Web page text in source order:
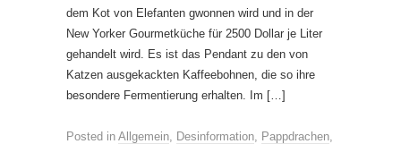
dem Kot von Elefanten gwonnen wird und in der
New Yorker Gourmetküche für 2500 Dollar je Liter
gehandelt wird. Es ist das Pendant zu den von
Katzen ausgekackten Kaffeebohnen, die so ihre
besondere Fermentierung erhalten. Im […]
Posted in Allgemein, Desinformation, Pappdrachen,